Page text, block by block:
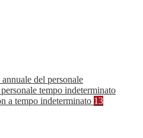
del personale
tempo indeterminato
a tempo indeterminato 13